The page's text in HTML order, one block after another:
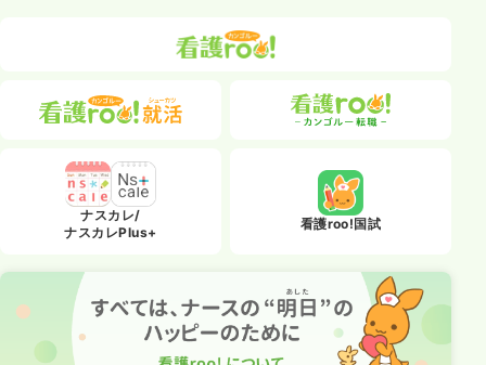
ナスカレ/
ナスカレPlus+
看護roo!国試